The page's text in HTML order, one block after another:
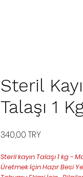
Steril
Talaşı 1
340,00 TRYÁr
Steril kayın Talaşı 1 kg -
Üretmek İçin Hazır Besi